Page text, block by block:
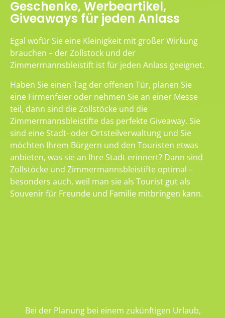
Geschenke, Werbeartikel,
Giveaways für jeden Anlass
Egal wofür Sie eine Kleinigkeit mit großer Wirkung
brauchen – der Zollstock und der
Zimmermannsbleistift ist für jeden Anlass geeignet.
Haben Sie einen Tag der offenen Tür, planen Sie
eine Firmenfeier oder nehmen Sie an einer Messe
teil, dann sind die Zollstöcke und die
Zimmermannsbleistifte das perfekte Giveaway. Sie
sind eine Stadt- oder Ortsteilverwaltung und Sie
möchten Ihrem Bürgern und den Touristen etwas
anbieten, was sie an Ihre Stadt erinnert? Dann sind
Zollstöcke und Zimmermannsbleistifte optimal –
besonders auch, weil man sie als Tourist gut als
Souvenir für Freunde und Familie mitbringen kann.
Bei der Planung bei einem zukünftigen Urlaub,